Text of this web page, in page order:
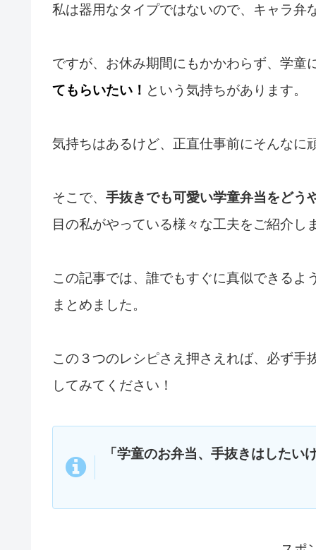
私は器用なタイプではないので、キャラ弁
ですが、お休み期間にもかかわらず、学童
てもらいたい！ という気持ちがあります。
気持ちはあるけど、正直仕事前にそんなに
そこで、 手抜きでも可愛い学童弁当をどう
目の私がやっている様々な工夫をご紹介し
この記事では、誰でもすぐに真似できるよ
まとめました。
この３つのレシピさえ押さえれば、必ず
してみてください！
「学童のお弁当、手抜きはしたい